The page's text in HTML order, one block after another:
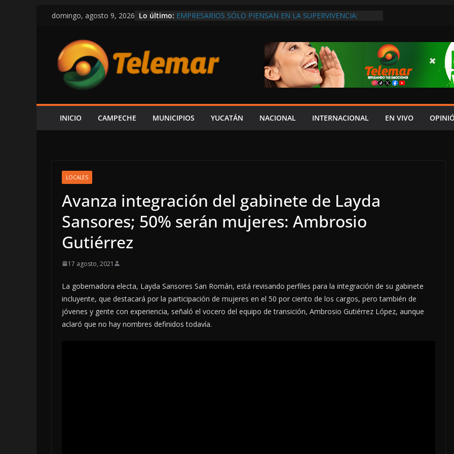
Saltar
contenido
domingo, agosto 9, 2026 Lo último: EMPRESARIOS SÓLO PIENSAN EN LA SUPERVIVENCIA:
ESCÁRCEGA: EXIGEN REHABILITAR EL CAMINO #LA
VICTORIA–DIVISIÓN DEL NORTE
CON $14 MIL ANUALES A CAMPAMENTOS TORTUGUEROS,
EL GOBIERNO DE LAYDA SE “LEVANTA LA CORBATA” PARA
PRESUMIR QUE APOYA A LA ECOLOGÍA: COSGAYA
¡CON CALLES DE VERGÜENZA!
SÓLO HAY 6 PAIDOPSIQUIATRAS EN CAMPECHE Y NADIE
INICIO CAMPECHE MUNICIPIOS YUCATÁN NACIONAL INTERNACIONAL EN VIVO
LOCALES
Avanza integración del gabinete de Layda
Sansores; 50% serán mujeres: Ambrosio
Gutiérrez
17 agosto, 2021
La gobernadora electa, Layda Sansores San Román, está revisando perfiles para la integración de su gabinete
incluyente, que destacará por la participación de mujeres en el 50 por ciento de los cargos, pero también de
jóvenes y gente con experiencia, señaló el vocero del equipo de transición, Ambrosio Gutiérrez López, aunque
aclaró que no hay nombres definidos todavía.